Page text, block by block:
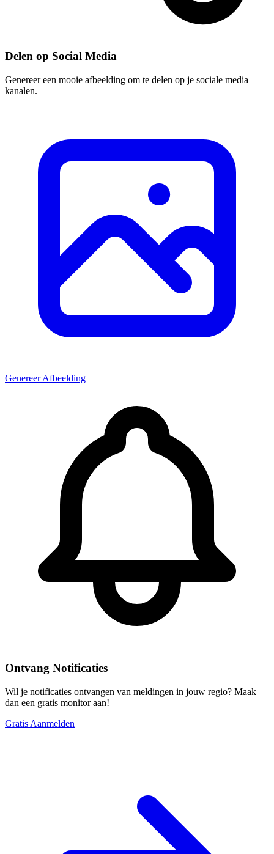
Delen op Social Media
Genereer een mooie afbeelding om te delen op je sociale media
kanalen.
Genereer Afbeelding
Ontvang Notificaties
Wil je notificaties ontvangen van meldingen in jouw regio? Maak
dan een gratis monitor aan!
Gratis Aanmelden